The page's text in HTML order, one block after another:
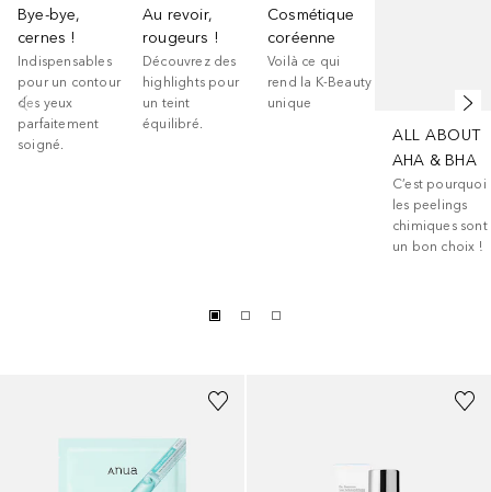
Bye-bye,
cernes !
Indispensables
pour un contour
des yeux
parfaitement
soigné.
Au revoir,
rougeurs !
Découvrez des
highlights pour
un teint
équilibré.
Cosmétique
coréenne
Voilà ce qui
rend la K-Beauty
unique
ALL ABOUT
AHA & BHA
C’est pourquoi
les peelings
chimiques sont
un bon choix !